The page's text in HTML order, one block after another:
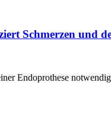
Schmerzen und
Endoprothese